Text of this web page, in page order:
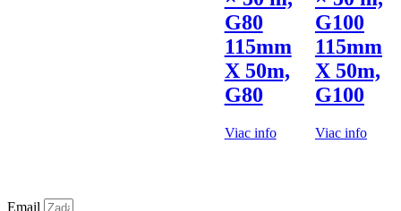
G80
115mm
X 50m,
G80
Viac info
G100
115mm
X 50m,
G100
Viac info
Email